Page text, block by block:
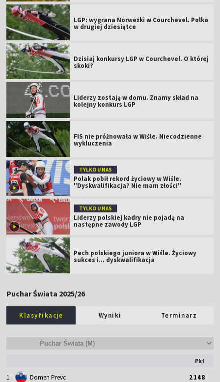
LGP: wygrana Norweżki w Courchevel. Polka
w drugiej dziesiątce
Dzisiaj konkursy LGP w Courchevel. O której
skoki?
Liderzy zostają w domu. Znamy skład na
kolejny konkurs LGP
FIS nie próżnowała w Wiśle. Niecodzienne
wykluczenia
TYLKO U NAS
Polak pobił rekord życiowy w Wiśle.
"Dyskwalifikacja? Nie mam złości"
TYLKO U NAS
Liderzy polskiej kadry nie pojadą na
następne zawody LGP
Pech polskiego juniora w Wiśle. Życiowy
sukces i... dyskwalifikacja
Puchar Świata 2025/26
Klasyfikacje Wyniki Terminarz
Pkt
1 Domen Prevc 2148